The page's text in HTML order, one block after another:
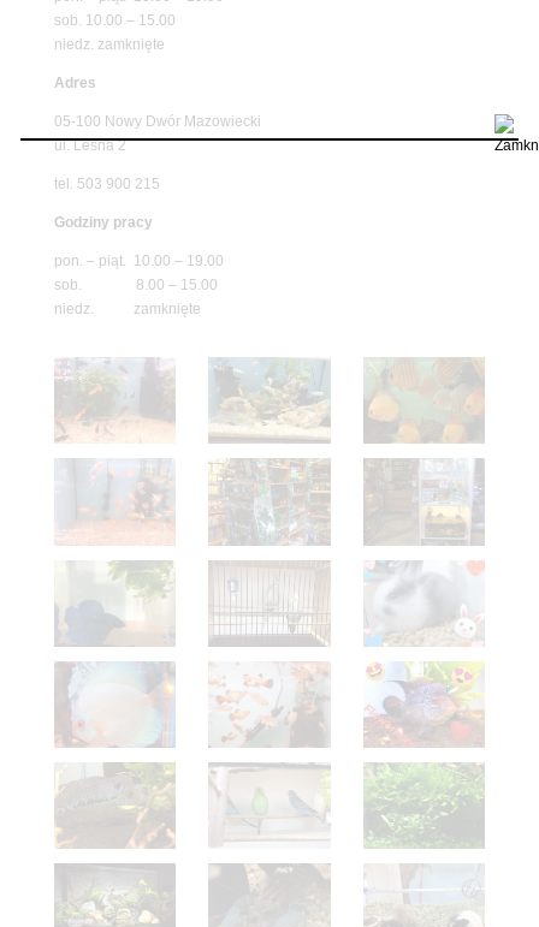
sob. 10.00 – 15.00
niedz. zamknięte
Adres
05-100 Nowy Dwór Mazowiecki
ul. Leśna 2
tel. 503 900 215
Godziny pracy
pon. – piąt. 10.00 – 19.00
sob. 8.00 – 15.00
niedz. zamknięte